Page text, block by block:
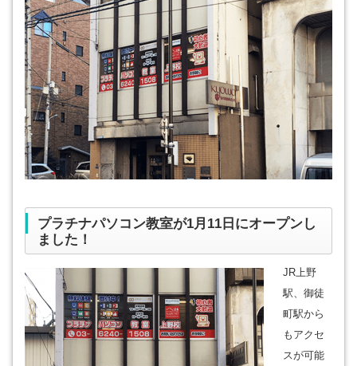
プラチナパソコン教室が1月11日にオープンし
ました！
JR上野
駅、御徒
町駅から
もアクセ
スが可能